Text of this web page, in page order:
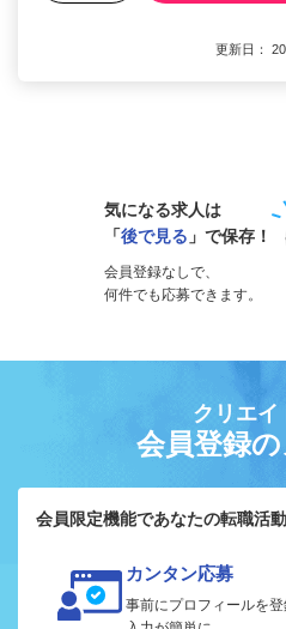
更新日：
気になる求人は
「後で見る 」で保存！
会員登録なしで、
何件でも応募できます。
クリエイ
会員登録
会員限定機能であなたの転職活
カンタン応募
事前にプロフィールを